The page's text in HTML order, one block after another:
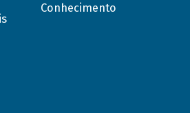
Conhecimento